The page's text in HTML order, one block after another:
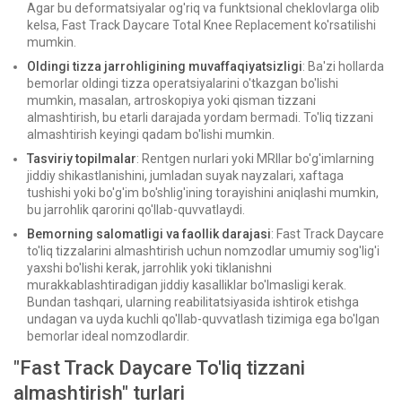
Agar bu deformatsiyalar og'riq va funktsional cheklovlarga olib
kelsa, Fast Track Daycare Total Knee Replacement ko'rsatilishi
mumkin.
Oldingi tizza jarrohligining muvaffaqiyatsizligi: Ba'zi hollarda
bemorlar oldingi tizza operatsiyalarini o'tkazgan bo'lishi
mumkin, masalan, artroskopiya yoki qisman tizzani
almashtirish, bu etarli darajada yordam bermadi. To'liq tizzani
almashtirish keyingi qadam bo'lishi mumkin.
Tasviriy topilmalar: Rentgen nurlari yoki MRIlar bo'g'imlarning
jiddiy shikastlanishini, jumladan suyak nayzalari, xaftaga
tushishi yoki bo'g'im bo'shlig'ining torayishini aniqlashi mumkin,
bu jarrohlik qarorini qo'llab-quvvatlaydi.
Bemorning salomatligi va faollik darajasi: Fast Track Daycare
to'liq tizzalarini almashtirish uchun nomzodlar umumiy sog'lig'i
yaxshi bo'lishi kerak, jarrohlik yoki tiklanishni
murakkablashtiradigan jiddiy kasalliklar bo'lmasligi kerak.
Bundan tashqari, ularning reabilitatsiyasida ishtirok etishga
undagan va uyda kuchli qo'llab-quvvatlash tizimiga ega bo'lgan
bemorlar ideal nomzodlardir.
"Fast Track Daycare To'liq tizzani
almashtirish" turlari